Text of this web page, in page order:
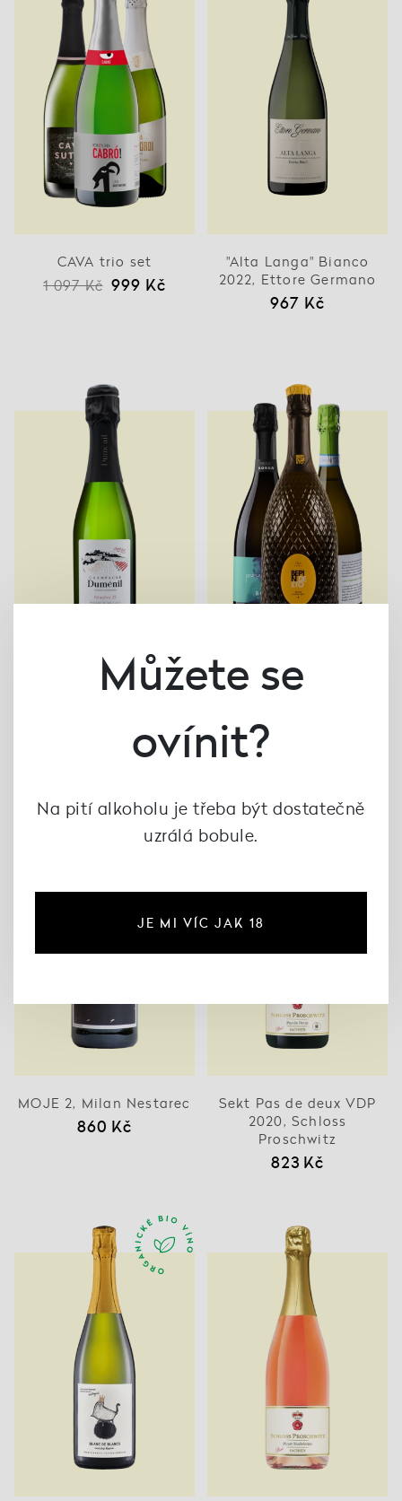
CAVA trio set
1 097 Kč 999 Kč
"Alta Langa" Bianco
2022, Ettore Germano
967 Kč
CHAMPAGNE
PROSECCO trio set
MOJE 2, Milan Nestarec
860 Kč
Sekt Pas de deux VDP
2020, Schloss
Proschwitz
823 Kč
Můžete se
ovínit?
Na pití alkoholu je třeba být dostatečně
uzrálá bobule.
JE MI VÍC JAK 18